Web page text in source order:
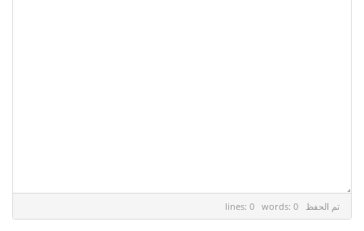
lines: 0 words: 0 تم الحفظ